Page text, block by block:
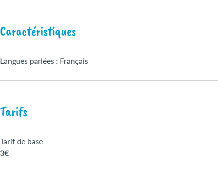
Caractéristiques
Langues parlées : Français
Tarifs
Tarif de base
3€